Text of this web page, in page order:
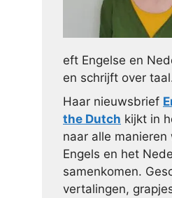
eft Engelse en
en schrijft over
Haar nieuwsbrief
the Dutch kijkt in
naar alle manieren
Engels en het
samenkomen.
vertalingen,